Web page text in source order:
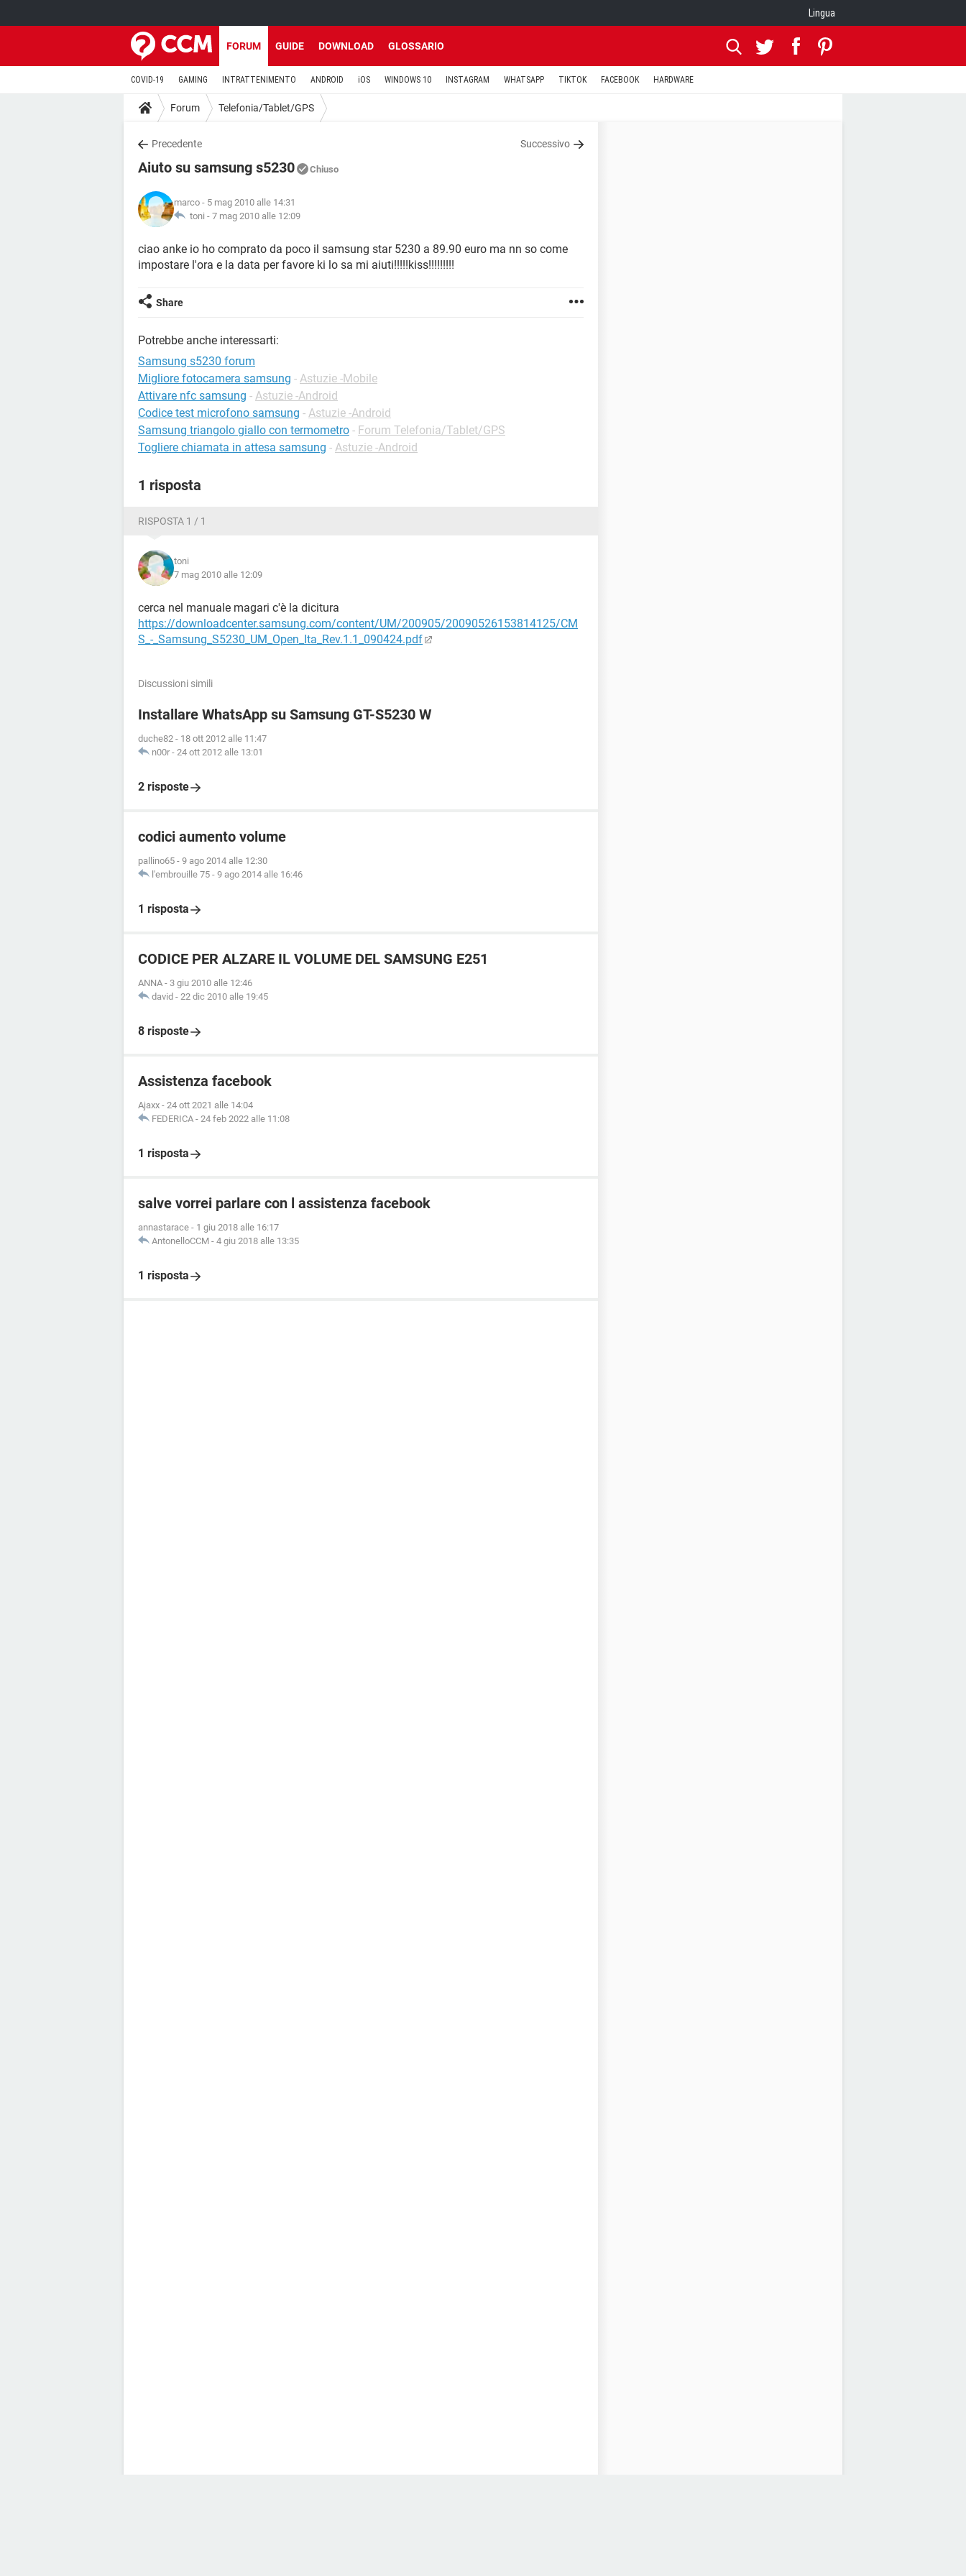
Lingua
FORUM GUIDE DOWNLOAD GLOSSARIO
COVID-19 GAMING INTRATTENIMENTO ANDROID iOS WINDOWS 10 INSTAGRAM WHATSAPP TIKTOK FACEBOOK HARDWARE
Forum Telefonia/Tablet/GPS
Precedente Successivo
Aiuto su samsung s5230 Chiuso
marco - 5 mag 2010 alle 14:31
toni - 7 mag 2010 alle 12:09
ciao anke io ho comprato da poco il samsung star 5230 a 89.90 euro ma nn so come
impostare l'ora e la data per favore ki lo sa mi aiuti!!!!!kiss!!!!!!!!!
Share
Potrebbe anche interessarti:
Samsung s5230 forum
Migliore fotocamera samsung - Astuzie -Mobile
Attivare nfc samsung - Astuzie -Android
Codice test microfono samsung - Astuzie -Android
Samsung triangolo giallo con termometro - Forum Telefonia/Tablet/GPS
Togliere chiamata in attesa samsung - Astuzie -Android
1 risposta
RISPOSTA 1 / 1
toni
7 mag 2010 alle 12:09
cerca nel manuale magari c'è la dicitura
https://downloadcenter.samsung.com/content/UM/200905/20090526153814125/CM
S_-_Samsung_S5230_UM_Open_Ita_Rev.1.1_090424.pdf
Discussioni simili
Installare WhatsApp su Samsung GT-S5230 W
duche82 - 18 ott 2012 alle 11:47
n00r - 24 ott 2012 alle 13:01
2 risposte
codici aumento volume
pallino65 - 9 ago 2014 alle 12:30
l'embrouille 75 - 9 ago 2014 alle 16:46
1 risposta
CODICE PER ALZARE IL VOLUME DEL SAMSUNG E251
ANNA - 3 giu 2010 alle 12:46
david - 22 dic 2010 alle 19:45
8 risposte
Assistenza facebook
Ajaxx - 24 ott 2021 alle 14:04
FEDERICA - 24 feb 2022 alle 11:08
1 risposta
salve vorrei parlare con l assistenza facebook
annastarace - 1 giu 2018 alle 16:17
AntonelloCCM - 4 giu 2018 alle 13:35
1 risposta